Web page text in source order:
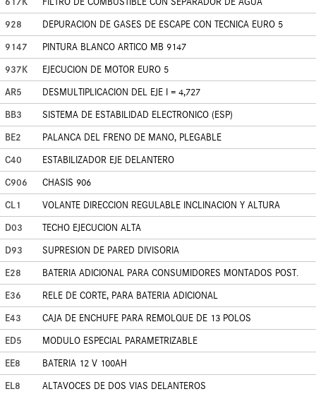
928
DEPURACION DE GASES DE ESCAPE CON TECNICA EURO 5
9147
PINTURA BLANCO ARTICO MB 9147
937K
EJECUCION DE MOTOR EURO 5
AR5
DESMULTIPLICACION DEL EJE I = 4,727
BB3
SISTEMA DE ESTABILIDAD ELECTRONICO (ESP)
BE2
PALANCA DEL FRENO DE MANO, PLEGABLE
C40
ESTABILIZADOR EJE DELANTERO
C906
CHASIS 906
CL1
VOLANTE DIRECCION REGULABLE INCLINACION Y ALTURA
D03
TECHO EJECUCION ALTA
D93
SUPRESION DE PARED DIVISORIA
E28
BATERIA ADICIONAL PARA CONSUMIDORES MONTADOS POST.
E36
RELE DE CORTE, PARA BATERIA ADICIONAL
E43
CAJA DE ENCHUFE PARA REMOLQUE DE 13 POLOS
ED5
MODULO ESPECIAL PARAMETRIZABLE
EE8
BATERIA 12 V 100AH
EL8
ALTAVOCES DE DOS VIAS DELANTEROS